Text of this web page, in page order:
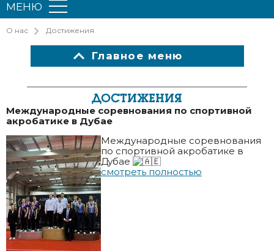
МЕНЮ
О нас Достижения
ДОСТИЖЕНИЯ
Международные соревнования по спортивной
акробатике в Дубае
Международные соревнования
по спортивной акробатике в
Дубае
смотреть полностью
Главное меню